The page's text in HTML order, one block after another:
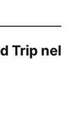
Trip nel